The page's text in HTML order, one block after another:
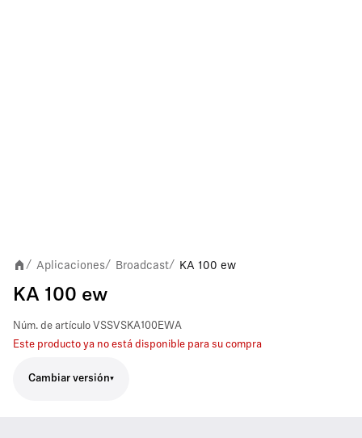
/ Aplicaciones/ Broadcast/ KA 100 ew
KA 100 ew
Núm. de artículo VSSVSKA100EWA
Este producto ya no está disponible para su compra
Cambiar versión